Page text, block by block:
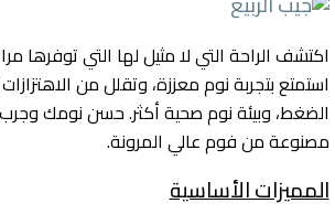
اكتشف الراحة التي لا مثيل لها التي توفرها
استمتع بتجربة نوم معززة، وتقلل من
الضغط، وبيئة نوم صحية أكثر. حسن نومك
مصنوعة من فوم عالي المرونة.
المميزات الأساسية